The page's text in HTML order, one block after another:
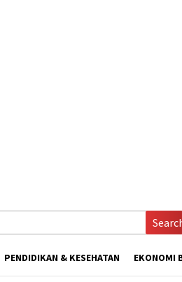
PENDIDIKAN & KESEHATAN EKONOMI